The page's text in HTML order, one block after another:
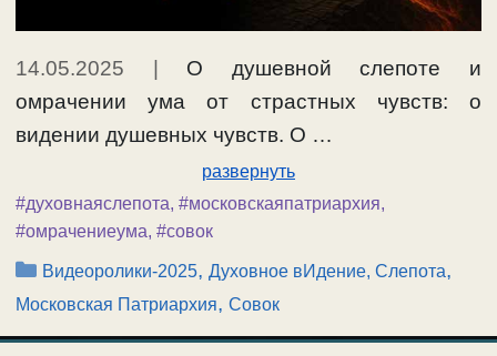
14.05.2025 | О душевной слепоте и
омрачении ума от страстных чувств: о
видении душевных чувств. О …
развернуть
#духовнаяслепота, #московскаяпатриархия,
#омрачениеума, #совок
Рубрики
Видеоролики-2025,Духовное вИдение, Слепота,
Московская Патриархия, Совок